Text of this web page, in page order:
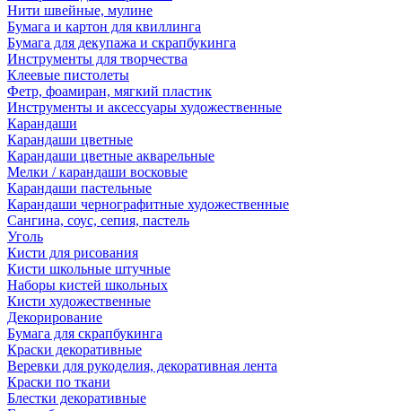
Нити швейные, мулине
Бумага и картон для квиллинга
Бумага для декупажа и скрапбукинга
Инструменты для творчества
Клеевые пистолеты
Фетр, фоамиран, мягкий пластик
Инструменты и аксессуары художественные
Карандаши
Карандаши цветные
Карандаши цветные акварельные
Мелки / карандаши восковые
Карандаши пастельные
Карандаши чернографитные художественные
Сангина, соус, сепия, пастель
Уголь
Кисти для рисования
Кисти школьные штучные
Наборы кистей школьных
Кисти художественные
Декорирование
Бумага для скрапбукинга
Краски декоративные
Веревки для рукоделия, декоративная лента
Краски по ткани
Блестки декоративные